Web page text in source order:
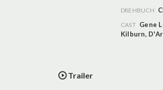
Trailer
DREHBUCH
CAST Gene
Kilburn,